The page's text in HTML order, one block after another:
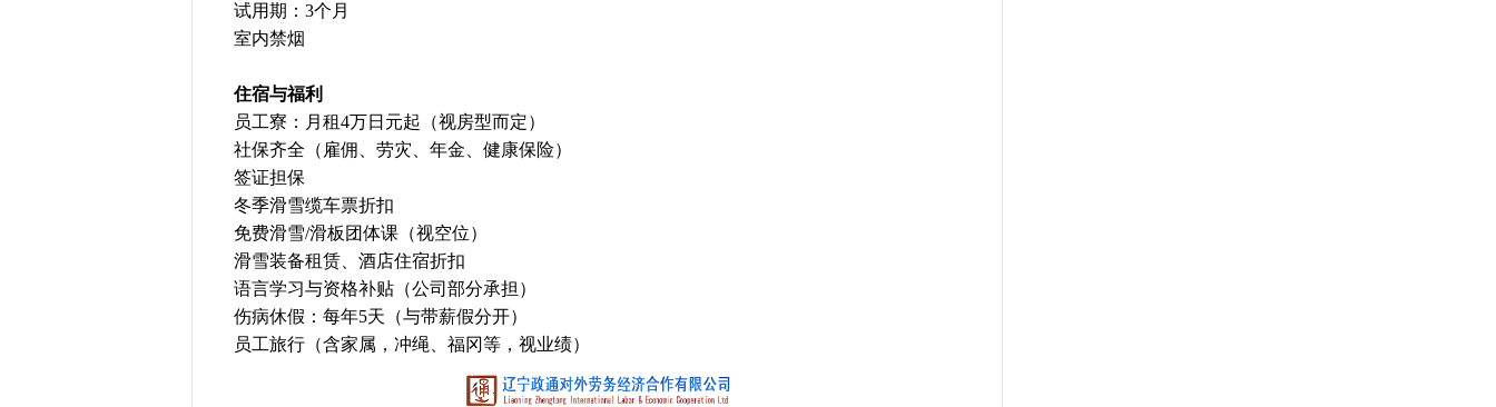
试用期：3个月
室内禁烟
住宿与福利
员工寮：月租4万日元起（视房型而定）
社保齐全（雇佣、劳灾、年金、健康保险）
签证担保
冬季滑雪缆车票折扣
免费滑雪/滑板团体课（视空位）
滑雪装备租赁、酒店住宿折扣
语言学习与资格补贴（公司部分承担）
伤病休假：每年5天（与带薪假分开）
员工旅行（含家属，冲绳、福冈等，视业绩）